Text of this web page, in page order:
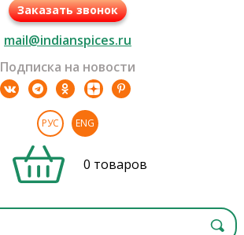
Заказать звонок
mail@indianspices.ru
Подписка на новости
РУС ENG
0 товаров